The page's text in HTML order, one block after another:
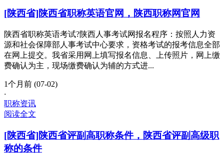
[陕西省]陕西省职称英语官网，陕西职称网官网
陕西省职称英语考试?陕西人事考试网报名程序：按照人力资
源和社会保障部人事考试中心要求，资格考试的报考信息全部
在网上提交。我省采用网上填写报名信息、上传照片，网上缴
费确认为主，现场缴费确认为辅的方式进...
1个月前 (07-02)
·
职称资讯
阅读全文
[陕西省]陕西省评副高职称条件，陕西省评副高级职
称的条件